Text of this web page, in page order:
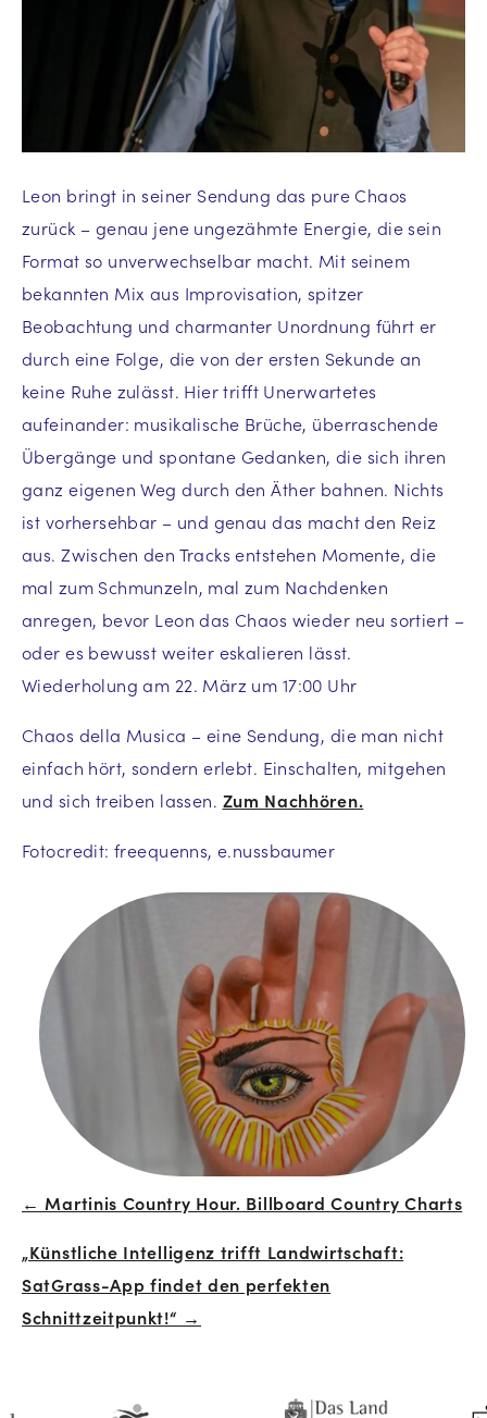
Leon bringt in seiner Sendung das pure Chaos
zurück – genau jene ungezähmte Energie, die sein
Format so unverwechselbar macht. Mit seinem
bekannten Mix aus Improvisation, spitzer
Beobachtung und charmanter Unordnung führt er
durch eine Folge, die von der ersten Sekunde an
keine Ruhe zulässt. Hier trifft Unerwartetes
aufeinander: musikalische Brüche, überraschende
Übergänge und spontane Gedanken, die sich ihren
ganz eigenen Weg durch den Äther bahnen. Nichts
ist vorhersehbar – und genau das macht den Reiz
aus. Zwischen den Tracks entstehen Momente, die
mal zum Schmunzeln, mal zum Nachdenken
anregen, bevor Leon das Chaos wieder neu sortiert –
oder es bewusst weiter eskalieren lässt.
Wiederholung am 22. März um 17:00 Uhr
Chaos della Musica – eine Sendung, die man nicht
einfach hört, sondern erlebt. Einschalten, mitgehen
und sich treiben lassen. Zum Nachhören.
Fotocredit: freequenns, e.nussbaumer
Beitrags-
Navigation
← Martinis Country Hour. Billboard Country Charts
„Künstliche Intelligenz trifft Landwirtschaft:
SatGrass-App findet den perfekten
Schnittzeitpunkt!“ →